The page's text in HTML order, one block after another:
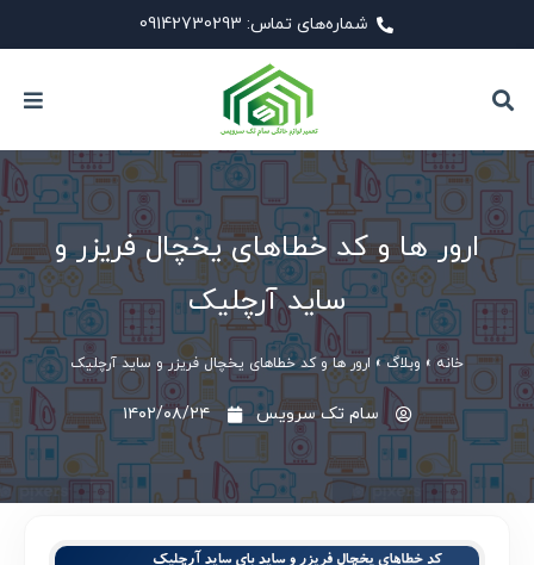
شماره‌های تماس: 09142730293
ارور ها و کد خطاهای یخچال فریزر و
ساید آرچلیک
خانه » وبلاگ» ارور ها و کد خطاهای یخچال فریزر و ساید آرچلیک
سام تک سرویس ۱۴۰۲/۰۸/۲۴